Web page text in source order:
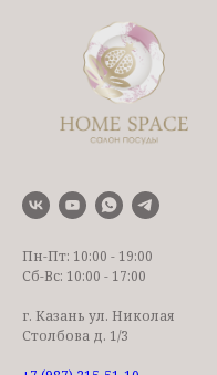
Пн-Пт: 10:00 - 19:00
Сб-Вс: 10:00 - 17:00
г. Казань ул. Николая
Столбова д. 1/3